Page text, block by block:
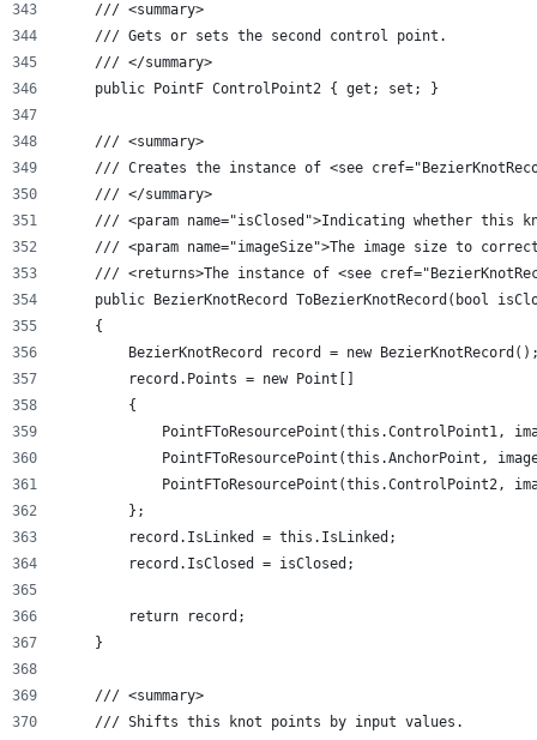
    /// <summary>
    /// Gets or sets the second control point.
    /// </summary>
    public PointF ControlPoint2 { get; set; }
    /// <summary>
/// Creates the instance of <see
    /// </summary>
/// <param name="isClosed">Indicating whether this
/// <param name="imageSize">The image size to
/// <returns>The instance of <see
public BezierKnotRecord ToBezierKnotRecord(bool
    {
BezierKnotRecord record = new
        record.Points = new Point[]
        {
PointFToResourcePoint(this.ControlPoint1,
PointFToResourcePoint(this.AnchorPoint,
PointFToResourcePoint(this.ControlPoint2,
        };
        record.IsLinked = this.IsLinked;
        record.IsClosed = isClosed;
        return record;
    }
    /// <summary>
    /// Shifts this knot points by input values.